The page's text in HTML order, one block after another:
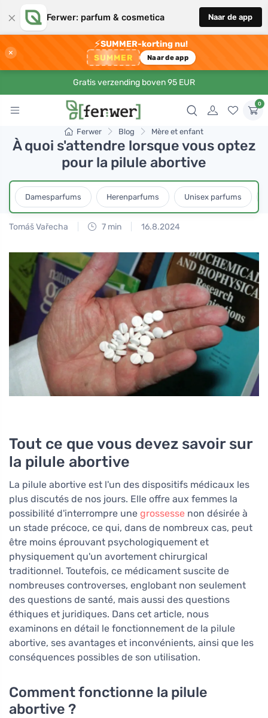
× Ferwer: parfum & cosmetica Naar de app
×
⚡SUMMER-korting nu!
SUMMER Naar de app
Gratis verzending boven 95 EUR
0
Ferwer Blog Mère et enfant
À quoi s'attendre lorsque vous optez
pour la pilule abortive
Damesparfums Herenparfums Unisex parfums
Tomáš Vařecha 7 min 16.8.2024
Tout ce que vous devez savoir sur
la pilule abortive
La pilule abortive est l'un des dispositifs médicaux les
plus discutés de nos jours. Elle offre aux femmes la
possibilité d'interrompre une grossesse non désirée à
un stade précoce, ce qui, dans de nombreux cas, peut
être moins éprouvant psychologiquement et
physiquement qu'un avortement chirurgical
traditionnel. Toutefois, ce médicament suscite de
nombreuses controverses, englobant non seulement
des questions de santé, mais aussi des questions
éthiques et juridiques. Dans cet article, nous
examinons en détail le fonctionnement de la pilule
abortive, ses avantages et inconvénients, ainsi que les
conséquences possibles de son utilisation.
Comment fonctionne la pilule
abortive ?